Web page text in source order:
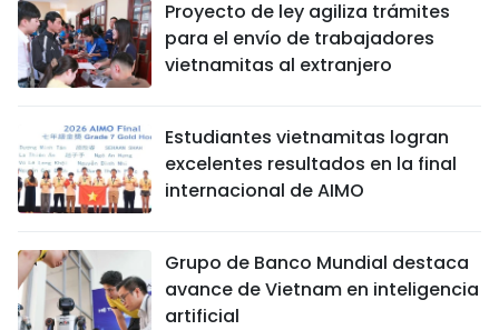
Proyecto de ley agiliza trámites
para el envío de trabajadores
vietnamitas al extranjero
Estudiantes vietnamitas logran
excelentes resultados en la final
internacional de AIMO
Grupo de Banco Mundial destaca
avance de Vietnam en inteligencia
artificial